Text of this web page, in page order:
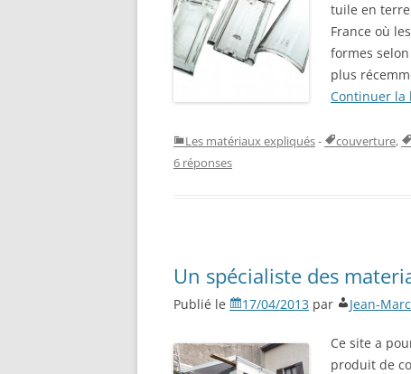
tuile en
France où
formes
plus
Continuer la
Les matériaux expliqués- couverture,
6 réponses
Un spécialiste des
Publié le 17/04/2013 par Jean-Marc
Ce site a
produit de